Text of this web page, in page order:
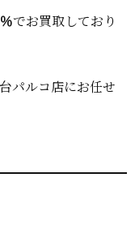
でお買取しており
パルコ店にお任せ